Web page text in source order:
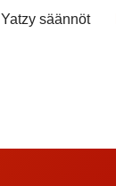
Yatzy säännöt